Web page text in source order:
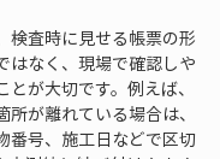
検査時に見せる帳票の形
はなく、現場で確認しや
が大切です。例えば、
が離れている場合は、
番号、施工日などで区切